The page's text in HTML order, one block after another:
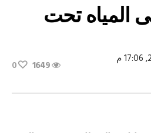
المياه تحت
1649
0